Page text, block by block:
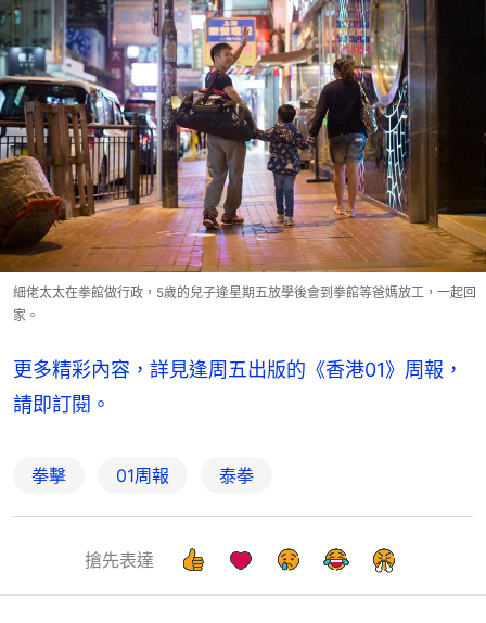
細佬太太在拳館做行政，5歲的兒子逄星期五放學後會到拳館等爸媽放工，一起回
家。
更多精彩內容，詳見逢周五出版的《香港01》周報，
請即訂閱。
拳擊 01周報 泰拳
搶先表達